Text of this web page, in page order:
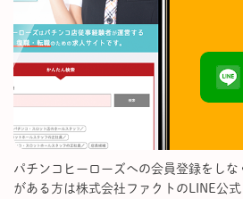
パチンコヒーローズへの会員登録をしな
がある方は株式会社ファクトのLINE公